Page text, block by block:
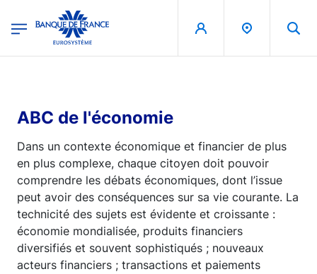
Banque de France - Menu Principal
ABC de l'économie
Dans un contexte économique et financier de plus
en plus complexe, chaque citoyen doit pouvoir
comprendre les débats économiques, dont l’issue
peut avoir des conséquences sur sa vie courante. La
technicité des sujets est évidente et croissante :
économie mondialisée, produits financiers
diversifiés et souvent sophistiqués ; nouveaux
acteurs financiers ; transactions et paiements